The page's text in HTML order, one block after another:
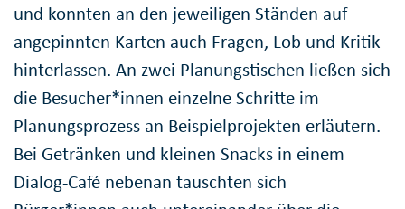
und konnten an den jeweiligen Ständen auf
angepinnten Karten auch Fragen, Lob und Kritik
hinterlassen. An zwei Planungstischen ließen sich
die Besucher*innen einzelne Schritte im
Planungsprozess an Beispielprojekten erläutern.
Bei Getränken und kleinen Snacks in einem
Dialog-Café nebenan tauschten sich